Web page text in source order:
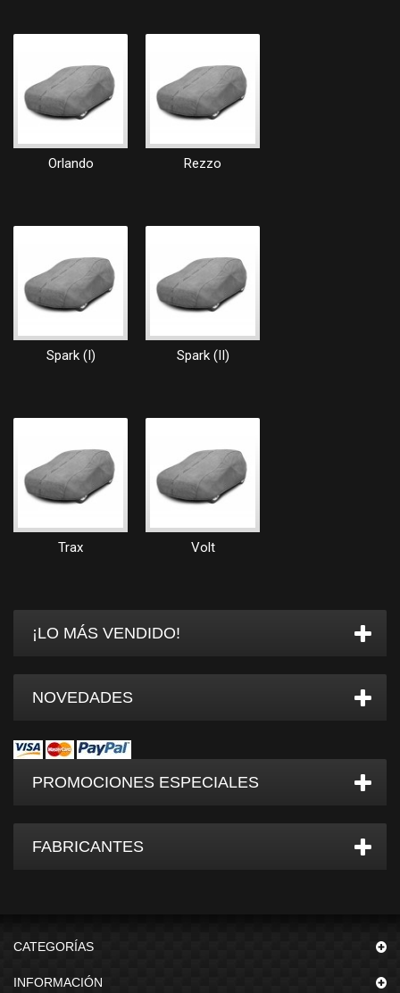
Orlando Rezzo
Spark (I) Spark (II)
Trax Volt
¡LO MÁS VENDIDO!
NOVEDADES
PROMOCIONES ESPECIALES
FABRICANTES
CATEGORÍAS
INFORMACIÓN